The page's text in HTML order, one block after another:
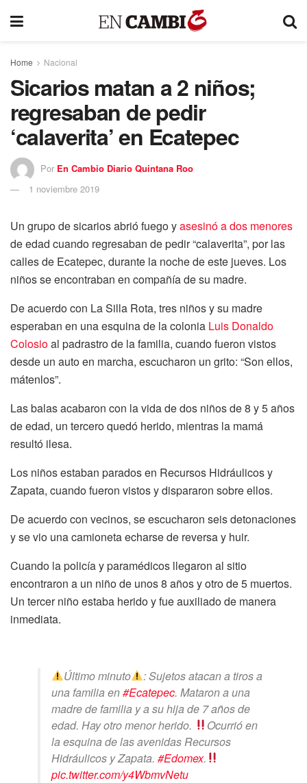
Home Nacional
Sicarios matan a 2 niños;
regresaban de pedir
‘calaverita’ en Ecatepec
Por En Cambio Diario Quintana Roo
1 noviembre 2019
Un grupo de sicarios abrió fuego yasesinó a dos menores
de edad cuando regresaban de pedir “calaverita”, por las
calles de Ecatepec, durante la noche de este jueves. Los
niños se encontraban en compañía de su madre.
De acuerdo con La Silla Rota, tres niños y su madre
esperaban en una esquina de la colonia Luis Donaldo
Colosioal padrastro de la familia, cuando fueron vistos
desde un auto en marcha, escucharon un grito: “Son ellos,
mátenlos”.
Las balas acabaron con la vida de dos niños de 8 y 5 años
de edad, un tercero quedó herido, mientras la mamá
resultó ilesa.
Los niños estaban parados en Recursos Hidráulicos y
Zapata, cuando fueron vistos y dispararon sobre ellos.
De acuerdo con vecinos, se escucharon seis detonaciones
y se vio una camioneta echarse de reversa y huir.
Cuando la policía y paramédicos llegaron al sitio
encontraron a un niño de unos 8 años y otro de 5 muertos.
Un tercer niño estaba herido y fue auxiliado de manera
inmediata.
Último minuto
: Sujetos atacan a tiros a
una familia en#Ecatepec. Mataron a una
madre de familia y a su hija de 7 años de
edad. Hay otro menor herido.
Ocurrió en
la esquina de las avenidas Recursos
Hidráulicos y Zapata. #Edomex.
pic.twitter.com/y4WbmvNetu